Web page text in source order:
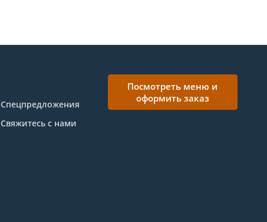
Спецпредложения
Свяжитесь с нами
Посмотреть меню и
оформить заказ